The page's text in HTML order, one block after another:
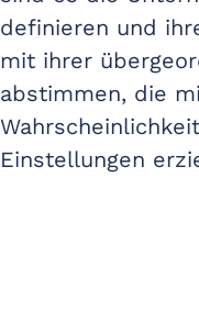
definieren und
mit ihrer
abstimmen, die
Einstellungen